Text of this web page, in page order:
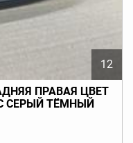
12
ПРАВАЯ ЦВЕТ
СЕРЫЙ ТЁМНЫЙ